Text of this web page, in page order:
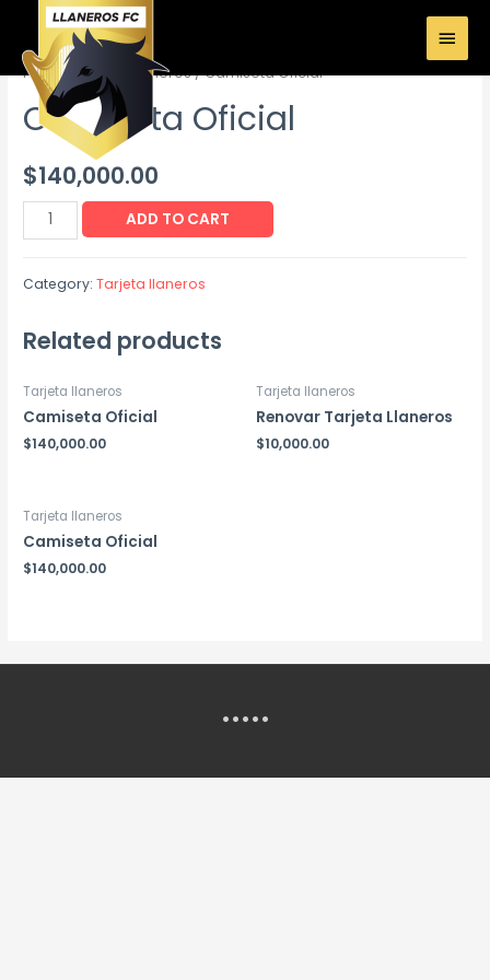
Home /Tarjeta llaneros/ Camiseta Oficial
Camiseta Oficial
$140,000.00
ADD TO CART
Category:Tarjeta llaneros
Related products
Tarjeta llaneros
Camiseta Oficial
$140,000.00
Tarjeta llaneros
Renovar Tarjeta Llaneros
$10,000.00
Tarjeta llaneros
Camiseta Oficial
$140,000.00
.....